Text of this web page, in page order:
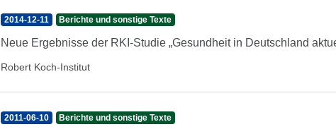
2014-12-11 Berichte und sonstige Texte
Neue Ergebnisse der RKI-Studie „Gesundheit in Deutschland
Robert Koch-Institut
2011-06-10 Berichte und sonstige Texte